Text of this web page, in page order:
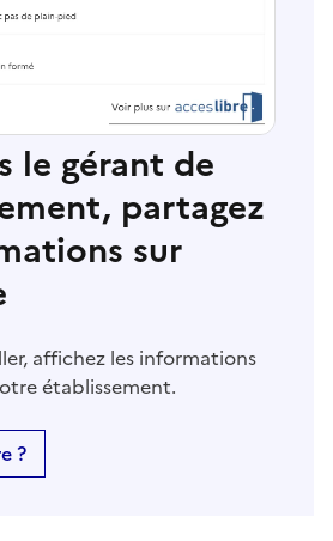
le gérant de
partagez
sur
affichez les informations
établissement.
?